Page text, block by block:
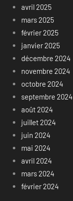
avril 2025
mars 2025
février 2025
janvier 2025
décembre 2024
novembre 2024
octobre 2024
septembre 2024
août 2024
juillet 2024
juin 2024
mai 2024
avril 2024
mars 2024
février 2024